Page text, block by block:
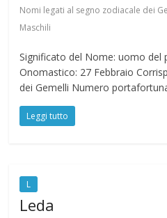
Nomi legati al segno zodiacale dei
Maschili
Significato del Nome: uomo del
Onomastico: 27 Febbraio
dei Gemelli Numero
Leggi tutto
L
Leda